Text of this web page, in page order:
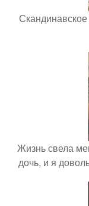
Жизнь свела
дочь, и я